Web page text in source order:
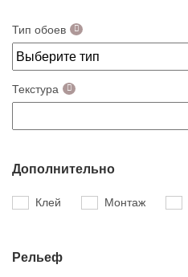
Тип обоев
Текстура
Дополнительно
Клей Монтаж
Рельеф